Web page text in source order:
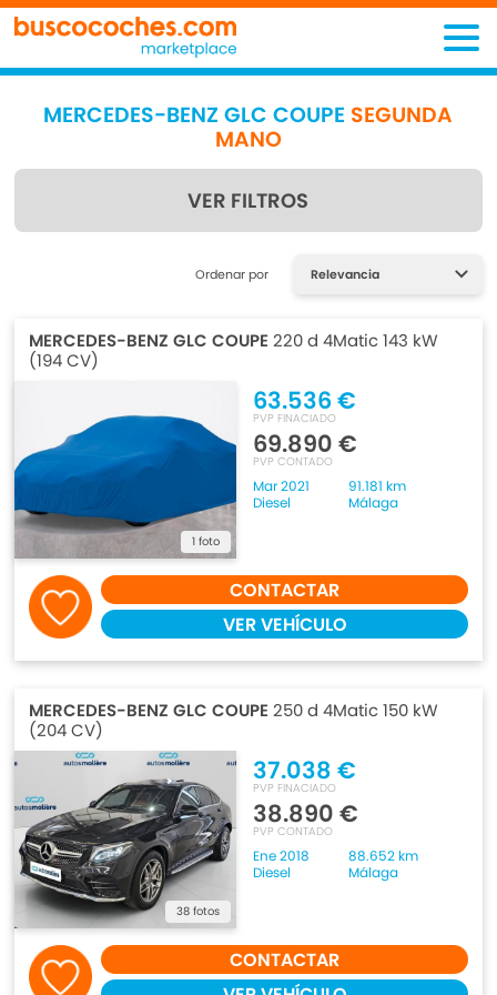
MERCEDES-BENZ GLC COUPE SEGUNDA
MANO
VER FILTROS
Encuentra lo que estás
Ordenar por
MERCEDES-BENZ GLC COUPE 220 d 4Matic 143 kW
(194 CV)
1 foto
63.536 €
PVP FINACIADO
69.890 €
PVP CONTADO
Mar 2021
91.181 km
Diesel
Málaga
CONTACTAR
VER VEHÍCULO
MERCEDES-BENZ GLC COUPE 250 d 4Matic 150 kW
(204 CV)
38 fotos
37.038 €
PVP FINACIADO
38.890 €
PVP CONTADO
Ene 2018
88.652 km
Diesel
Málaga
CONTACTAR